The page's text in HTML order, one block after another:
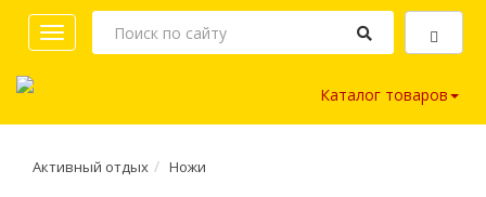
Toggle
navigation
Каталог товаров
Активный отдых Ножи